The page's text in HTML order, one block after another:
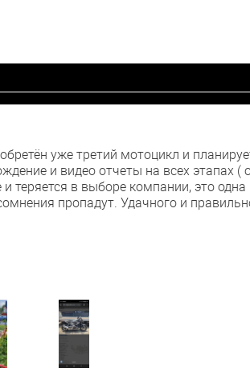
уже третий мотоцикл и
и видео отчеты на всех этапах
теряется в выборе компании, это
пропадут. Удачного и